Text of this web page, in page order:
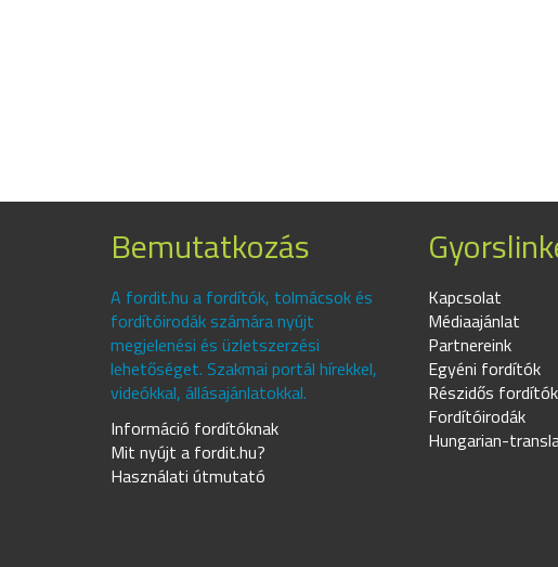
Bemutatkozás
A fordit.hu a fordítók, tolmácsok és
fordítóirodák számára nyújt
megjelenési és üzletszerzési
lehetőséget. Szakmai portál hírekkel,
videókkal, állásajánlatokkal.
Információ fordítóknak
Mit nyújt a fordit.hu?
Használati útmutató
Kapcsolat
Médiaajánlat
Partnereink
Egyéni fordítók
Részidős fordítók
Fordítóirodák
Hungarian-